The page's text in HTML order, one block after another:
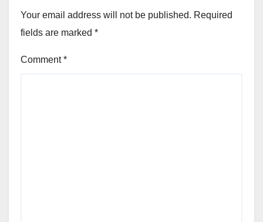
Your email address will not be published. Required
fields are marked *
Comment*